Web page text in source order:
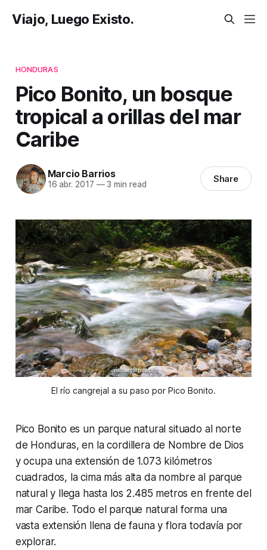
Viajo, Luego Existo.
HONDURAS
Pico Bonito, un bosque
tropical a orillas del mar
Caribe
Marcio Barrios
16 abr. 2017 —3 min read Share
El río cangrejal a su paso por Pico Bonito.
Pico Bonito es un parque natural situado al norte
de Honduras, en la cordillera de Nombre de Dios
y ocupa una extensión de 1.073 kilómetros
cuadrados, la cima más alta da nombre al parque
natural y llega hasta los 2.485 metros en frente del
mar Caribe. Todo el parque natural forma una
vasta extensión llena de fauna y flora todavía por
explorar.